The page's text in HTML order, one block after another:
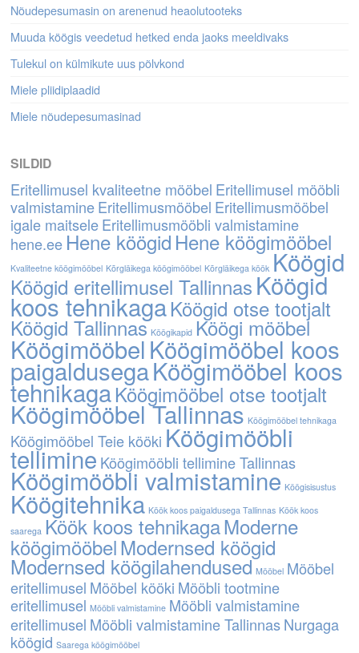
Nõudepesumasin on arenenud heaolutooteks
Muuda köögis veedetud hetked enda jaoks meeldivaks
Tulekul on külmikute uus põlvkond
Miele pliidiplaadid
Miele nõudepesumasinad
SILDID
Eritellimusel kvaliteetne mööbel Eritellimusel mööbli
valmistamineEritellimusmööbel Eritellimusmööbel
igale maitseleEritellimusmööbli valmistamine
hene.ee Hene köögid Hene köögimööbel
Kvaliteetne köögimööbel Kõrgläikega köögimööbel Kõrgläikega köök Köögid
Köögid eritellimusel Tallinnas Köögid
koos tehnikagaKöögid otse tootjalt
Köögid Tallinnas Köögikapid Köögi mööbel
KöögimööbelKöögimööbel koos
paigaldusegaKöögimööbel koos
tehnikagaKöögimööbel otse tootjalt
Köögimööbel Tallinnas Köögimööbel tehnikaga
Köögimööbel Teie kööki Köögimööbli
tellimine Köögimööbli tellimine Tallinnas
Köögimööbli valmistamine Köögisisustus
Köögitehnika Köök koos paigaldusega Tallinnas Köök koos
saarega Köök koos tehnikagaModerne
köögimööbelModernsed köögid
Modernsed köögilahendused Mööbel Mööbel
eritellimusel Mööbel kööki Mööbli tootmine
eritellimusel Mööbli valmistamine Mööbli valmistamine
eritellimusel Mööbli valmistamine TallinnasNurgaga
köögid Saarega köögimööbel